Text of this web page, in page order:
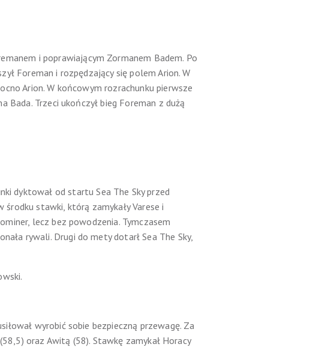
i poprawiającym Zormanem Badem. Po
Foreman i rozpędzający się polem Arion. W
Arion. W końcowym rozrachunku pierwsze
Bada. Trzeci ukończył bieg Foreman z dużą
dyktował od startu Sea The Sky przed
stawki, którą zamykały Varese i
lecz bez powodzenia. Tymczasem
rywali. Drugi do mety dotarł Sea The Sky,
wyrobić sobie bezpieczną przewagę. Za
oraz Awitą (58). Stawkę zamykał Horacy